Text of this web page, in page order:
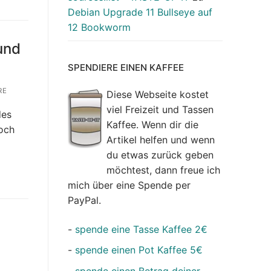
Debian Upgrade 11 Bullseye auf
12 Bookworm
SPENDIERE EINEN KAFFEE
Diese Webseite kostet
viel Freizeit und Tassen
Kaffee. Wenn dir die
Artikel helfen und wenn
du etwas zurück geben
möchtest, dann freue ich
mich über eine Spende per
PayPal.
- spende eine Tasse Kaffee 2€
- spende einen Pot Kaffee 5€